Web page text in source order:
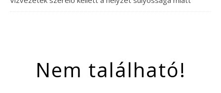
Nem található!